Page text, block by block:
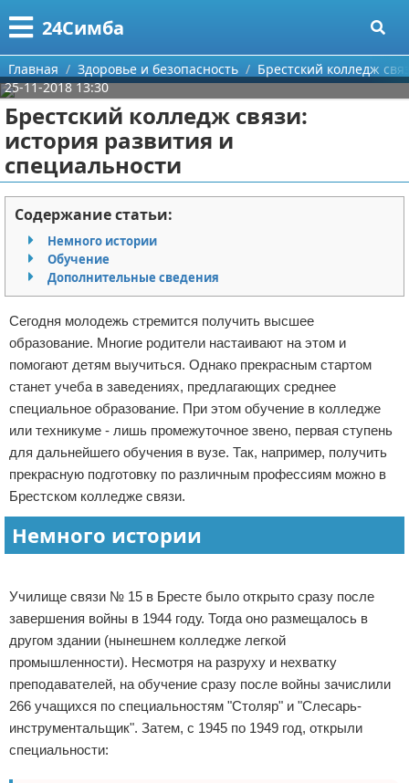
24Симба
Меню
Главная
Категории
Государство и право
Причинение вреда
Иммиграция
Здоровье и безопасность
Поиск
О проекте
Контакты
Сотрудничество
Для правообладателей
Условия предоставления информации
Отказ от ответственности
Главная Здоровье и безопасность
Брестский колледж
25-11-2018 13:30
Брестский колледж связи:
история развития и
специальности
Содержание статьи:
Немного истории
Обучение
Дополнительные сведения
Сегодня молодежь стремится получить высшее
образование. Многие родители настаивают на этом и
помогают детям выучиться. Однако прекрасным стартом
станет учеба в заведениях, предлагающих среднее
специальное образование. При этом обучение в колледже
или техникуме - лишь промежуточное звено, первая ступень
для дальнейшего обучения в вузе. Так, например, получить
прекрасную подготовку по различным профессиям можно в
Брестском колледже связи.
Немного истории
Училище связи № 15 в Бресте было открыто сразу после
завершения войны в 1944 году. Тогда оно размещалось в
другом здании (нынешнем колледже легкой
промышленности). Несмотря на разруху и нехватку
преподавателей, на обучение сразу после войны зачислили
266 учащихся по специальностям "Столяр" и "Слесарь-
инструментальщик". Затем, с 1945 по 1949 год, открыли
специальности: